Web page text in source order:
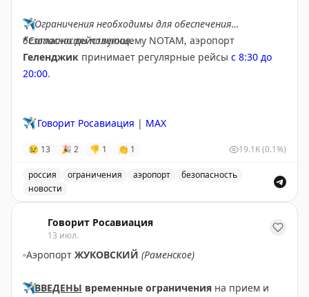
✈️Ограничения необходимы для обеспечения
безопасности полетов.
*Согласно действующему NOTAM, аэропорт
Геленджик принимает регулярные рейсы с 8:30 до
20:00.
✈️ Говорит Росавиация | MAX
😢 13 🎉 2 👎 1 👏 1 19.1K(0.1%)
россия ограничения аэропорт
безопасность
новости
Говорит Росавиация
13 июл.
▫️Аэропорт ЖУКОВСКИЙ (Раменское)
✈️ВВЕДЕНЫ временные ограничения на прием и